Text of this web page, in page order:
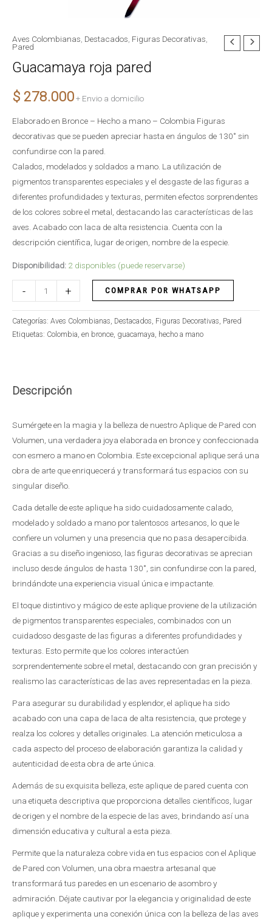
Aves Colombianas Destacados Figuras Decorativas
Pared
Guacamaya roja pared
$ 278.000+ Envio a domicilio
Elaborado en Bronce – Hecho a mano – Colombia Figuras
decorativas que se pueden apreciar hasta en ángulos de 130˚ sin
confundirse con la pared.
Calados, modelados y soldados a mano. La utilización de
pigmentos transparentes especiales y el desgaste de las figuras a
diferentes profundidades y texturas, permiten efectos sorprendentes
de los colores sobre el metal, destacando las características de las
aves. Acabado con laca de alta resistencia. Cuenta con la
descripción científica, lugar de origen, nombre de la especie.
Disponibilidad: 2 disponibles (puede reservarse)
-
Guacamaya
pared
cantidad
+ COMPRAR POR WHATSAPP
Categorías: Aves Colombianas, Destacados, Figuras Decorativas, Pared
Etiquetas: Colombia, en bronce, guacamaya, hecho a mano
Descripción
Sumérgete en la magia y la belleza de nuestro Aplique de Pared con
Volumen, una verdadera joya elaborada en bronce y confeccionada
con esmero a mano en Colombia. Este excepcional aplique será una
obra de arte que enriquecerá y transformará tus espacios con su
singular diseño.
Cada detalle de este aplique ha sido cuidadosamente calado,
modelado y soldado a mano por talentosos artesanos, lo que le
confiere un volumen y una presencia que no pasa desapercibida.
Gracias a su diseño ingenioso, las figuras decorativas se aprecian
incluso desde ángulos de hasta 130˚, sin confundirse con la pared,
brindándote una experiencia visual única e impactante.
El toque distintivo y mágico de este aplique proviene de la utilización
de pigmentos transparentes especiales, combinados con un
cuidadoso desgaste de las figuras a diferentes profundidades y
texturas. Esto permite que los colores interactúen
sorprendentemente sobre el metal, destacando con gran precisión y
realismo las características de las aves representadas en la pieza.
Para asegurar su durabilidad y esplendor, el aplique ha sido
acabado con una capa de laca de alta resistencia, que protege y
realza los colores y detalles originales. La atención meticulosa a
cada aspecto del proceso de elaboración garantiza la calidad y
autenticidad de esta obra de arte única.
Además de su exquisita belleza, este aplique de pared cuenta con
una etiqueta descriptiva que proporciona detalles científicos, lugar
de origen y el nombre de la especie de las aves, brindando así una
dimensión educativa y cultural a esta pieza.
Permite que la naturaleza cobre vida en tus espacios con el Aplique
de Pared con Volumen, una obra maestra artesanal que
transformará tus paredes en un escenario de asombro y
admiración. Déjate cautivar por la elegancia y originalidad de este
aplique y experimenta una conexión única con la belleza de las aves